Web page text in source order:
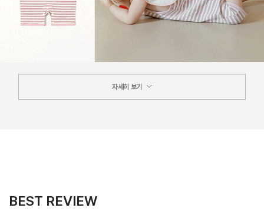
자세히 보기
BEST REVIEW